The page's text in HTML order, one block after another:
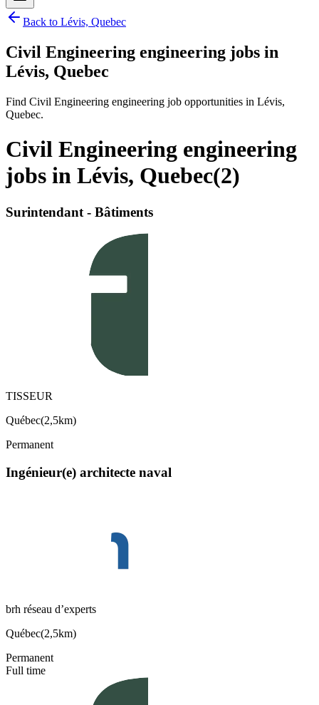
Back to Lévis, Quebec
Civil Engineering engineering jobs in
Lévis, Quebec
Find Civil Engineering engineering job opportunities in Lévis,
Quebec.
Civil Engineering engineering
jobs in Lévis, Quebec(2)
Surintendant - Bâtiments
TISSEUR
Québec(2,5km)
Permanent
Ingénieur(e) architecte naval
brh réseau d’experts
Québec(2,5km)
Permanent
Full time